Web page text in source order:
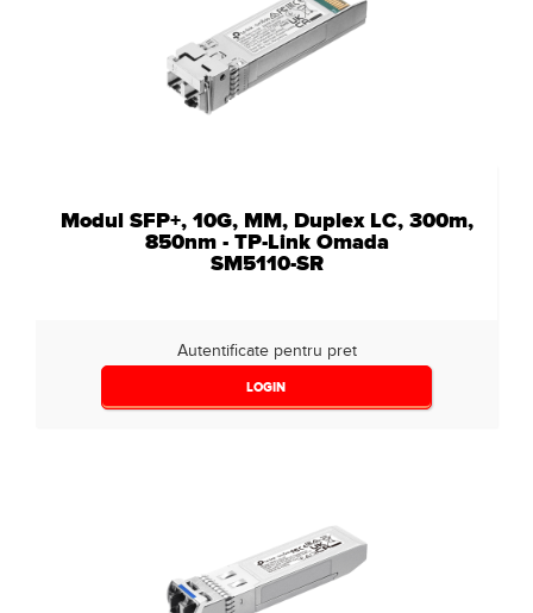
Modul SFP+, 10G, MM, Duplex LC, 300m,
850nm - TP-Link Omada
SM5110-SR
Autentificate pentru pret
LOGIN